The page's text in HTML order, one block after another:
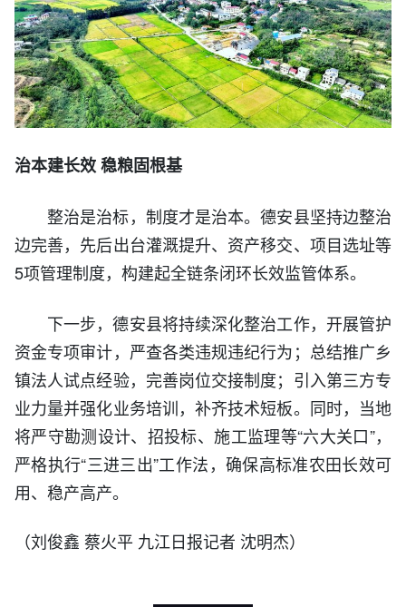
治本建长效 稳粮固根基
整治是治标，制度才是治本。德安县坚持边整治
边完善，先后出台灌溉提升、资产移交、项目选址等
5项管理制度，构建起全链条闭环长效监管体系。
下一步，德安县将持续深化整治工作，开展管护
资金专项审计，严查各类违规违纪行为；总结推广乡
镇法人试点经验，完善岗位交接制度；引入第三方专
业力量并强化业务培训，补齐技术短板。同时，当地
将严守勘测设计、招投标、施工监理等“六大关口”，
严格执行“三进三出”工作法，确保高标准农田长效可
用、稳产高产。
（刘俊鑫 蔡火平 九江日报记者 沈明杰）